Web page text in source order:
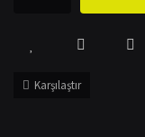
Karşılaştır